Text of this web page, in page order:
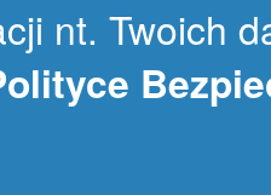
nt. Twoich